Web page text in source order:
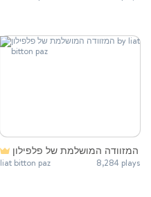
המזוודה המושלמת של פלפילון
liat bitton paz 8,284 plays